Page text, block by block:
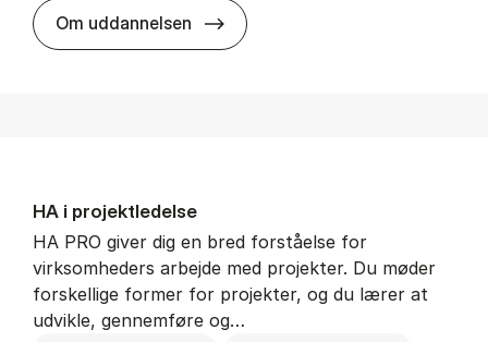
Om uddannelsen HA i mar­keds- og kul­tu­r­a­na­ly­se
HA i pro­jekt­le­del­se
HA PRO giver dig en bred forståelse for
virksomheders arbejde med projekter. Du møder
forskellige former for projekter, og du lærer at
udvikle, gennemføre og…